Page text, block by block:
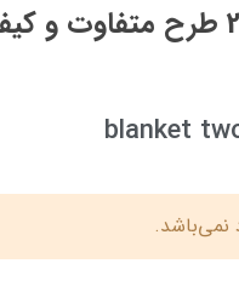
پتو دو نفره 2 رو با 2 طرح
blanket
نمی‌باشد.